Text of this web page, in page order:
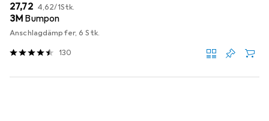
EUR
27,72 EUR
4,62/1Stk.
3M Bumpon
Anschlagdämpfer, 6 Stk.
130